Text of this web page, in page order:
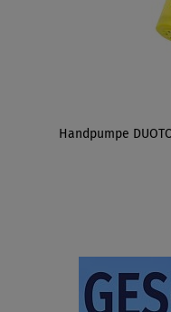
Handpumpe
ANZEIGEN